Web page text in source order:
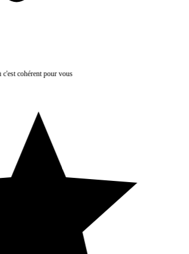
cohérent pour vous